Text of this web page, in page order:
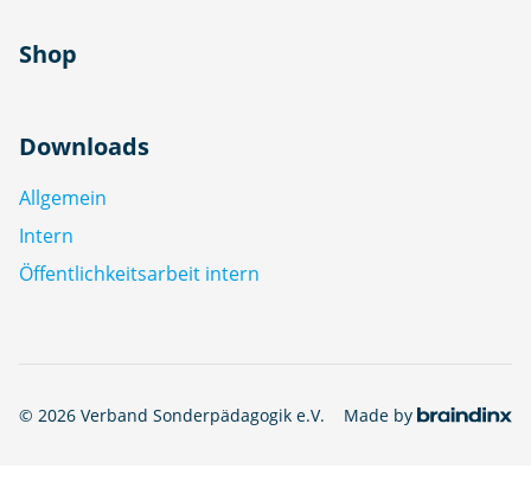
Shop
Downloads
Allgemein
Intern
Öffentlichkeitsarbeit intern
© 2026 Verband Sonderpädagogik e.V. Made by